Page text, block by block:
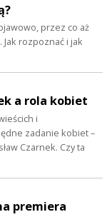
przez co aż
rozpoznać i jak
a rola kobiet
i
zadanie kobiet –
Czarnek. Czy ta
premiera